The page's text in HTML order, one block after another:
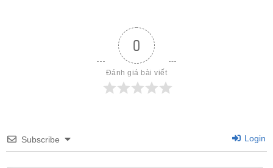
0
Đánh giá bài viết
Subscribe Login